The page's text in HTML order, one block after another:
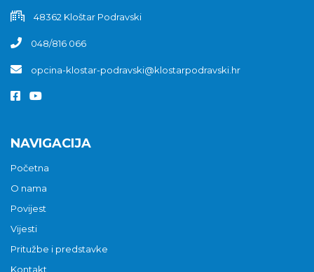
48362 Kloštar Podravski
048/816 066
opcina-klostar-podravski@klostarpodravski.hr
NAVIGACIJA
Početna
O nama
Povijest
Vijesti
Pritužbe i predstavke
Kontakt